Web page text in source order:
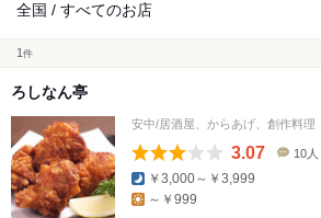
全国 / すべてのお店
1 件
ろしなん亭
安中/居酒屋、からあげ、創作料理
3.07 10人
￥3,000～￥3,999
～￥999